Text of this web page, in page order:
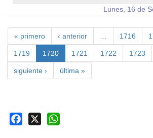
Lunes, 16 de
« primero ‹ anterior 1716
1719 1720 1721 1722 1723
siguiente › última »
Facebook